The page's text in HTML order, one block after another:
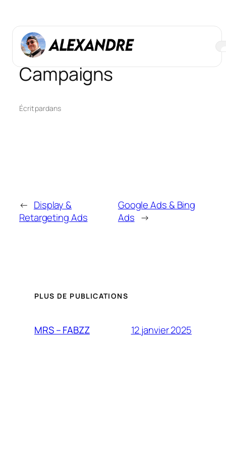
au
contenu
Social Media Paid
Campaigns
Écrit pardans
← Display &
Retargeting Ads
Google Ads & Bing
Ads →
PLUS DE PUBLICATIONS
MRS – FABZZ 12 janvier 2025